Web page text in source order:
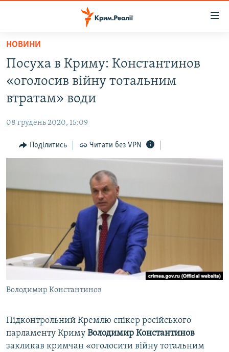
Перейти
основного
матеріалу
до
основної
навігації
Перейти
до
ВОДА.КРИМ
БЛОГИ
ПОГЛЯД
ВІДЕОУРОКИ «ELIFBE»
СВІДЧЕННЯ ОКУПАЦІЇ
УКРАЇНСЬКА ПРОБЛЕМА КРИМУ
ІНФОГРАФІКА
ЯК ОБІЙТИ БЛОКУВАННЯ
Qırımtatar
ДОЛУЧАЙСЯ!
Усі сайти RFE/RL
НОВИНИ
Посуха в Криму: Константинов
«оголосив війну тотальним
втратам» води
08 грудень 2020, 15:09
Поділитись Читати без VPN
Володимир Константинов
Підконтрольний Кремлю спікер російського
парламенту Криму Володимир Константинов
закликав кримчан «оголосити війну тотальним